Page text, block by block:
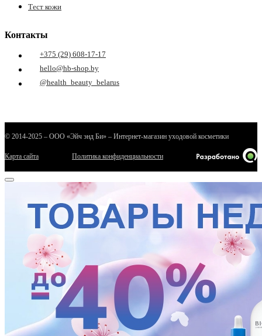
Тест кожи
Контакты
+375 (29) 608-17-17
hello@hb-shop.by
@health_beauty_belarus
© 2014-2025 – ООО «Эйч энд Би» – Интернет-магазин уходовой косметики
Карта сайта Политика конфиденциальности